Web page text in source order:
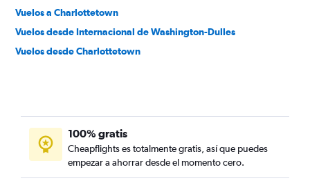
Vuelos a Charlottetown
Vuelos desde Internacional de Washington-Dulles
Vuelos desde Charlottetown
100% gratis
Cheapflights es totalmente gratis, así que puedes
empezar a ahorrar desde el momento cero.